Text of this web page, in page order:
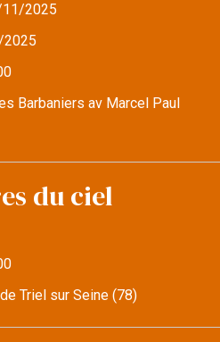
2025
Barbaniers av Marcel Paul
du ciel
Triel sur Seine (78)